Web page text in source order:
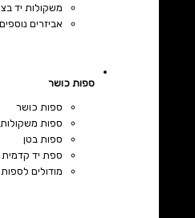
משקולות יד
אביזרים נוספים
ספות כושר
ספות כושר
ספות משקולות
ספות בטן
ספת יד קדמית
מודולים לספות